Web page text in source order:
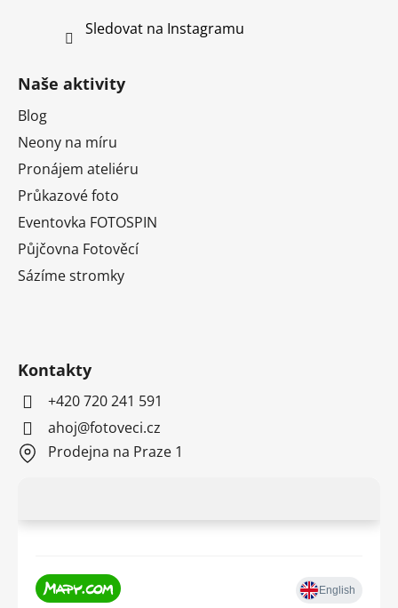
Sledovat na Instagramu
Naše aktivity
Blog
Neony na míru
Pronájem ateliéru
Průkazové foto
Eventovka FOTOSPIN
Půjčovna Fotověcí
Sázíme stromky
Kontakty
+420 720 241 591
ahoj@fotoveci.cz
Prodejna na Praze 1